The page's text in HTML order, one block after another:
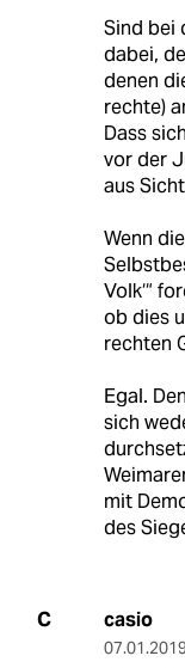
Sind bei
dabei,
denen
rechte)
Dass
vor der
aus
Wenn
Volk‘“
ob dies
rechten
Egal.
sich
mit
des
C casio
07.01.2019